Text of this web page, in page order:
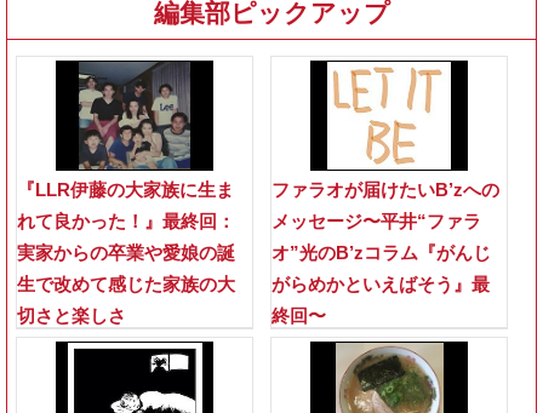
編集部ピックアップ
『LLR伊藤の大家族に生ま
れて良かった！』最終回：
実家からの卒業や愛娘の誕
生で改めて感じた家族の大
切さと楽しさ
ファラオが届けたいB’zへの
メッセージ〜平井“ファラ
オ”光のB’zコラム『がんじ
がらめかといえばそう』最
終回〜